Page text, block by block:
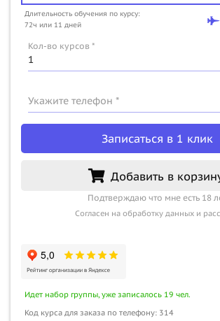
Длительность обучения по курсу:
72ч или 11 дней
Кол-во курсов *
Укажите телефон *
Записаться в 1 клик
Добавить в
Подтверждаю что мне есть 18
Согласен на обработку данных и
Идет набор группы, уже записалось 19 чел.
Код курса для заказа по телефону: 314